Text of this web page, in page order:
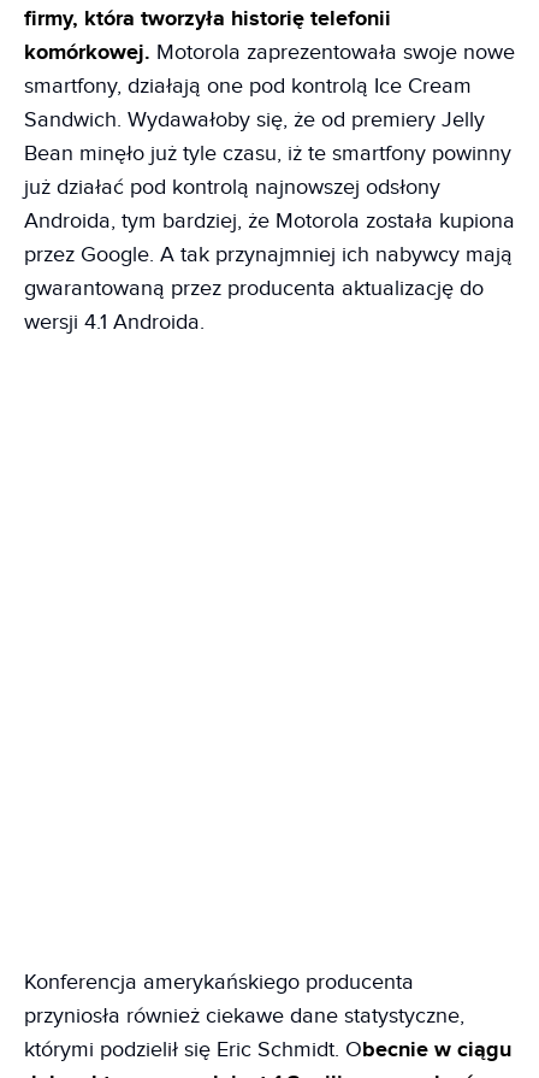
firmy, która tworzyła historię telefonii
komórkowej. Motorola zaprezentowała swoje nowe
smartfony, działają one pod kontrolą Ice Cream
Sandwich. Wydawałoby się, że od premiery Jelly
Bean minęło już tyle czasu, iż te smartfony powinny
już działać pod kontrolą najnowszej odsłony
Androida, tym bardziej, że Motorola została kupiona
przez Google. A tak przynajmniej ich nabywcy mają
gwarantowaną przez producenta aktualizację do
wersji 4.1 Androida.
Konferencja amerykańskiego producenta
przyniosła również ciekawe dane statystyczne,
którymi podzielił się Eric Schmidt. Obecnie w ciągu